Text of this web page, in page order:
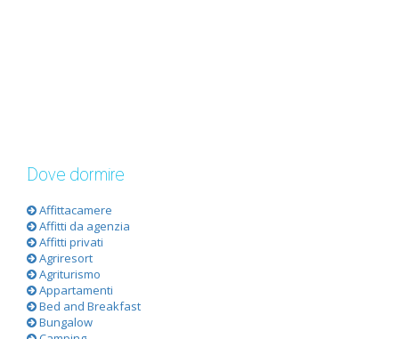
Dove dormire
Affittacamere
Affitti da agenzia
Affitti privati
Agriresort
Agriturismo
Appartamenti
Bed and Breakfast
Bungalow